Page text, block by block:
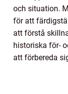
och situation.
för att
att förstå
historiska för-
att förbereda